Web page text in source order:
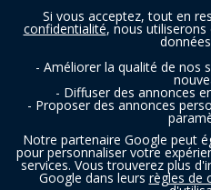
Si vous acceptez, tout en
confidentialité, nous
- Améliorer la qualité de nos
- Diffuser des annonces
- Proposer des annonces
Notre partenaire Google peut
pour personnaliser votre
services. Vous trouverez plus
Google dans leurs règles de
SUIVEZ-NOUS
Copyright © 2016 - 2026